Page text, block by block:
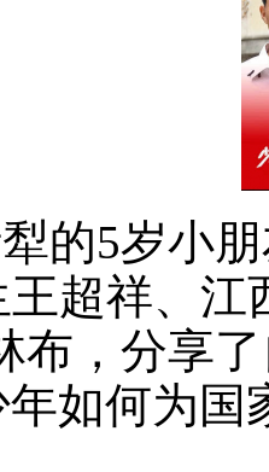
的5岁小
超祥、
布，分享
如何为国